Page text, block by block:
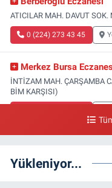
ATICILAR MAH. DAVUT
0 (224) 273 43 45
Merkez Bursa
İNTİZAM MAH. ÇARŞAMBA
BİM KARŞISI)
FATİH MAH. DOĞAN CAD.
TEKNİK LİSESİ YANI)
Yükleniyor...